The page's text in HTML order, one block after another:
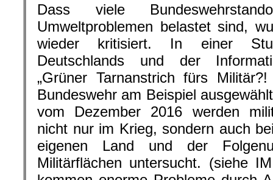
Dass viele
Umweltproblemen belastet sind,
wieder kritisiert. In einer
Deutschlands und der
„Grüner Tarnanstrich fürs
Bundeswehr am Beispiel
vom Dezember 2016 werden
nicht nur im Krieg, sondern auch
eigenen Land und der
Militärflächen untersucht. (siehe